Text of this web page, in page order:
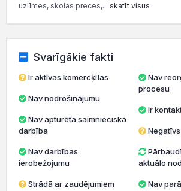
uzlīmes, skolas preces,... skatīt visus
Svarīgākie fakti
Ir aktīvas komercķīlas
Nav nodrošinājumu
darbība
ierobežojumu
Strādā ar zaudējumiem
Nav reorganizācijas
procesu
Ir
aktuālo
Nav